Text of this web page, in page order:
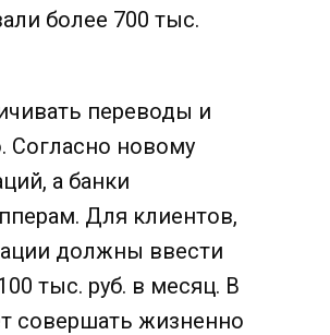
более 700 тыс.
переводы и
Согласно новому
а банки
Для клиентов,
должны ввести
тыс. руб. в месяц. В
совершать жизненно